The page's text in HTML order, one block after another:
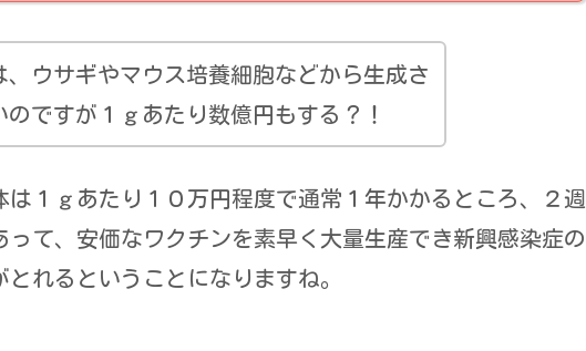
、ウサギやマウス培養細胞などから生成さ
ですが１ｇあたり数億円もする？！
１ｇあたり１０万円程度で通常１年かかるところ、２週
て、安価なワクチンを素早く大量生産でき新興感染症の
れるということになりますね。